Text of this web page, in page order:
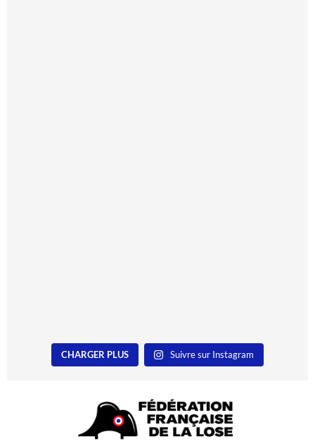
CHARGER PLUS Suivre sur Instagram